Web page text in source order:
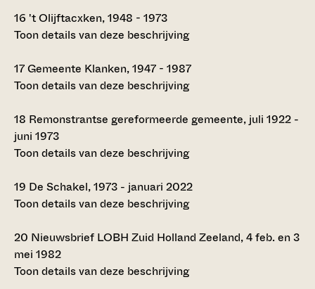
16 't Olijftacxken, 1948 - 1973
Toon details van deze beschrijving
17Gemeente Klanken, 1947 - 1987
Toon details van deze beschrijving
18 Remonstrantse gereformeerde gemeente, juli 1922 -
juni 1973
Toon details van deze beschrijving
19 De Schakel, 1973 - januari 2022
Toon details van deze beschrijving
20 Nieuwsbrief LOBH Zuid Holland Zeeland, 4 feb. en 3
mei 1982
Toon details van deze beschrijving